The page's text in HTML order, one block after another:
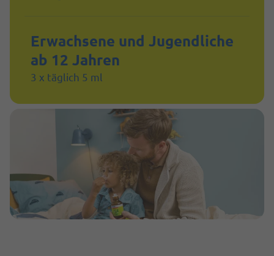
Erwachsene und Jugendliche
ab 12 Jahren
3 x täglich 5 ml